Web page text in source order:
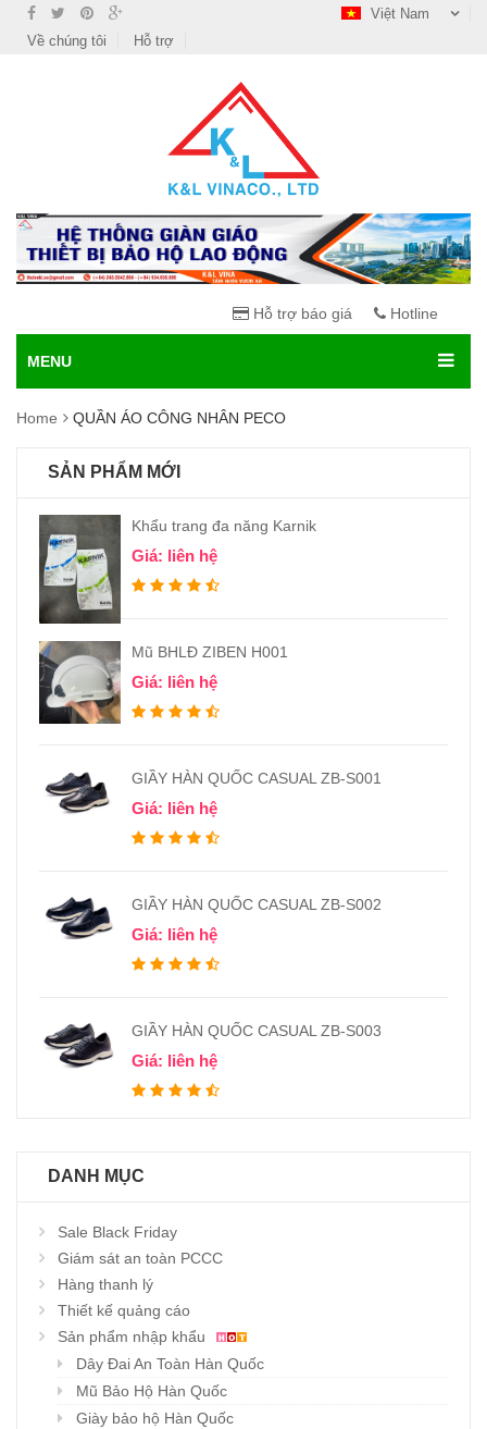
Việt Nam
Về chúng tôi
Hỗ trợ
Hỗ trợ báo giá Hotline
MENU
Home QUẦN ÁO CÔNG NHÂN PECO
SẢN PHẨM MỚI
Khẩu trang đa năng Karnik
Giá: liên hệ
Mũ BHLĐ ZIBEN H001
Giá: liên hệ
GIẦY HÀN QUỐC CASUAL ZB-S001
Giá: liên hệ
GIẦY HÀN QUỐC CASUAL ZB-S002
Giá: liên hệ
GIẦY HÀN QUỐC CASUAL ZB-S003
Giá: liên hệ
DANH MỤC
Sale Black Friday
Giám sát an toàn PCCC
Hàng thanh lý
Thiết kế quảng cáo
Sản phẩm nhập khẩu
Dây Đai An Toàn Hàn Quốc
Mũ Bảo Hộ Hàn Quốc
Giày bảo hộ Hàn Quốc